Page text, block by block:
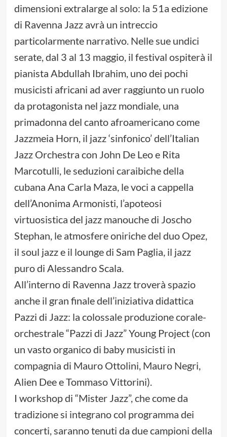
dimensioni extralarge al solo: la 51a edizione
di Ravenna Jazz avrà un intreccio
particolarmente narrativo. Nelle sue undici
serate, dal 3 al 13 maggio, il festival ospiterà il
pianista Abdullah Ibrahim, uno dei pochi
musicisti africani ad aver raggiunto un ruolo
da protagonista nel jazz mondiale, una
primadonna del canto afroamericano come
Jazzmeia Horn, il jazz ‘sinfonico’ dell’Italian
Jazz Orchestra con John De Leo e Rita
Marcotulli, le seduzioni caraibiche della
cubana Ana Carla Maza, le voci a cappella
dell’Anonima Armonisti, l’apoteosi
virtuosistica del jazz manouche di Joscho
Stephan, le atmosfere oniriche del duo Opez,
il soul jazz e il lounge di Sam Paglia, il jazz
puro di Alessandro Scala.
All’interno di Ravenna Jazz troverà spazio
anche il gran finale dell’iniziativa didattica
Pazzi di Jazz: la colossale produzione corale-
orchestrale “Pazzi di Jazz” Young Project (con
un vasto organico di baby musicisti in
compagnia di Mauro Ottolini, Mauro Negri,
Alien Dee e Tommaso Vittorini).
I workshop di “Mister Jazz”, che come da
tradizione si integrano col programma dei
concerti, saranno tenuti da due campioni della